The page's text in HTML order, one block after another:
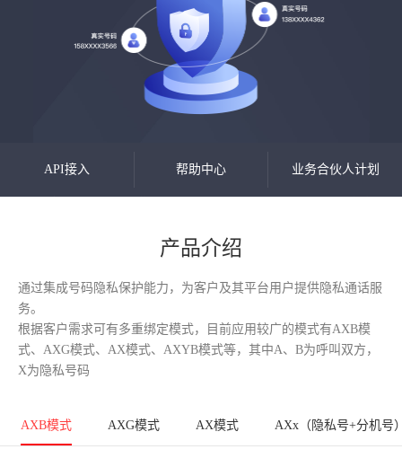
API接入 帮助中心 业务合伙人计划
产品介绍
通过集成号码隐私保护能力，为客户及其平台用户提供隐私通话服
务。
根据客户需求可有多重绑定模式，目前应用较广的模式有AXB模
式、AXG模式、AX模式、AXYB模式等，其中A、B为呼叫双方，
X为隐私号码
AXB模式 AXG模式 AX模式 AXx（隐私号+分机号